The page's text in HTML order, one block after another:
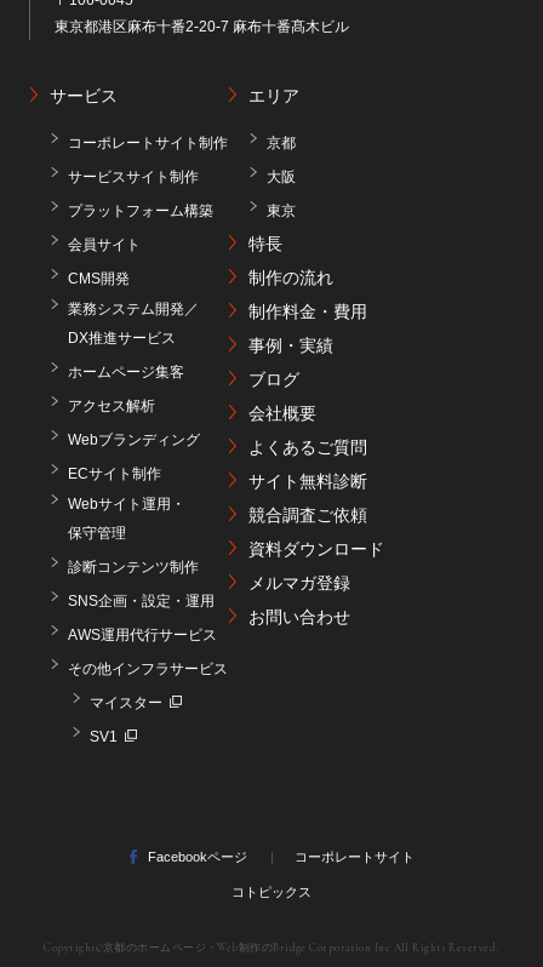
東京都港区麻布十番2-20-7 麻布十番髙木ビル
サービス
コーポレートサイト制作
サービスサイト制作
プラットフォーム構築
会員サイト
CMS開発
業務システム開発／
DX推進サービス
ホームページ集客
アクセス解析
Webブランディング
ECサイト制作
Webサイト運用・
保守管理
診断コンテンツ制作
SNS企画・設定・運用
AWS運用代行サービス
その他インフラサービス
マイスター
SV1
エリア
京都
大阪
東京
特長
制作の流れ
制作料金・費用
事例・実績
ブログ
会社概要
よくあるご質問
サイト無料診断
競合調査ご依頼
資料ダウンロード
メルマガ登録
お問い合わせ
Facebookページ コーポレートサイト
コトピックス
Copyright©京都のホームページ・Web制作のBridge Corporation Inc All Rights Reserved.